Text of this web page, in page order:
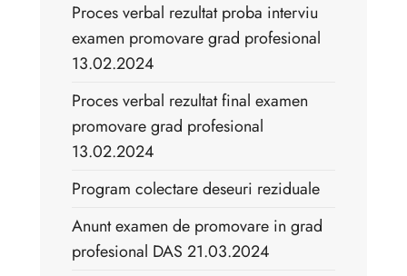
Proces verbal rezultat proba interviu
examen promovare grad profesional
13.02.2024
Proces verbal rezultat final examen
promovare grad profesional
13.02.2024
Program colectare deseuri reziduale
Anunt examen de promovare in grad
profesional DAS 21.03.2024